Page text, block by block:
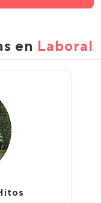
en Laboral